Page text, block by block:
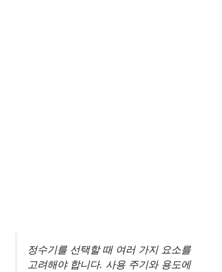
정수기를 선택할 때 여러 가지 요소를
고려해야 합니다. 사용 주기와 용도에